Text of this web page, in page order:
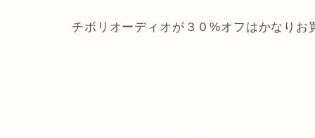
チボリオーディオが３０%オフはかなりお